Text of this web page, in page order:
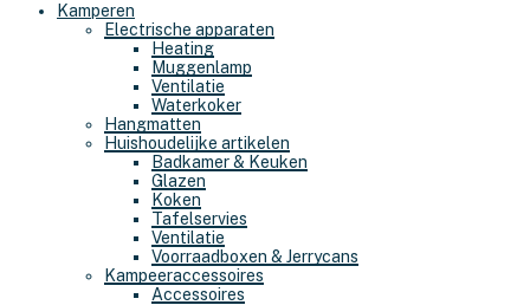
Kamperen
Electrische apparaten
Heating
Muggenlamp
Ventilatie
Waterkoker
Hangmatten
Huishoudelijke artikelen
Badkamer & Keuken
Glazen
Koken
Tafelservies
Ventilatie
Voorraadboxen & Jerrycans
Kampeeraccessoires
Accessoires